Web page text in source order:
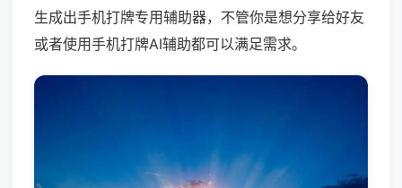
生成出手机打牌专用辅助器，不管你是想分享给好友
或者使用手机打牌AI辅助都可以满足需求。